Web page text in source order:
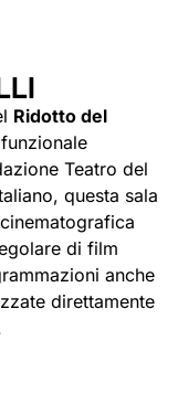
Ridotto del
Teatro del
questa sala
di film
anche
direttamente